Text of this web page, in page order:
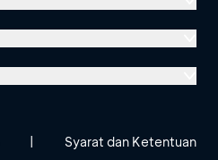
| Syarat dan Ketentuan